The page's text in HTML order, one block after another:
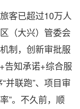
客已超过10万人
（大兴）管委会
制，创新审批服
告知承诺+综合服
并联跑”、项目审
”。不久前，顺